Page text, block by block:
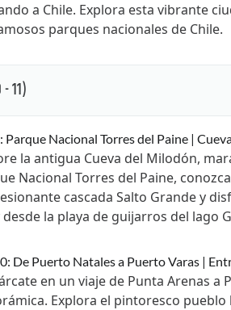
a Chile. Explora esta vibrante
parques nacionales de Chile.
11)
Parque Nacional Torres del Paine |
la antigua Cueva del Milodón,
Nacional Torres del Paine,
cascada Salto Grande y
desde la playa de guijarros del lago
De Puerto Natales a Puerto Varas |
en un viaje de Punta Arenas
Explora el pintoresco